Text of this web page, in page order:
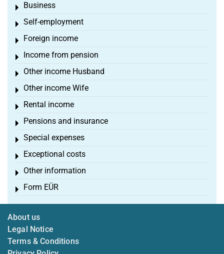
Business
Toggle menu
Self-employment
Toggle menu
Foreign income
Toggle menu
Income from pension
Toggle menu
Other income Husband
Toggle menu
Other income Wife
Toggle menu
Rental income
Toggle menu
Pensions and insurance
Toggle menu
Special expenses
Toggle menu
Exceptional costs
Toggle menu
Other information
Toggle menu
Form EÜR
Toggle menu
About us
Legal Notice
Terms & Conditions